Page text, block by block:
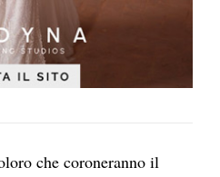
che coroneranno il